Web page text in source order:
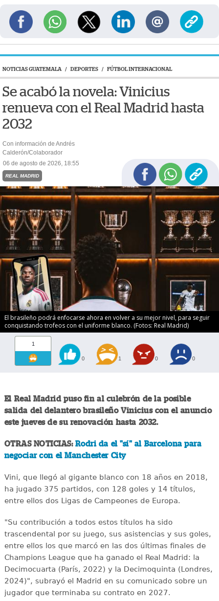
NOTICIAS GUATEMALA / DEPORTES / FÚTBOL INTERNACIONAL
Se acabó la novela: Vinicius
renueva con el Real Madrid hasta
2032
Con información de Andrés
Calderón/Colaborador
06 de agosto de 2026, 18:55
REAL MADRID
El brasileño podrá enfocarse ahora en volver a su mejor nivel, para seguir
conquistando trofeos con el uniforme blanco. (Fotos: Real Madrid)
1
0 1 0 0
El Real Madrid puso fin al culebrón de la posible
salida del delantero brasileño Vinicius con el anuncio
este jueves de su renovación hasta 2032.
OTRAS NOTICIAS: Rodri da el "sí" al Barcelona para
negociar con el Manchester City
Vini, que llegó al gigante blanco con 18 años en 2018,
ha jugado 375 partidos, con 128 goles y 14 títulos,
entre ellos dos Ligas de Campeones de Europa.
"Su contribución a todos estos títulos ha sido
trascendental por su juego, sus asistencias y sus goles,
entre ellos los que marcó en las dos últimas finales de
Champions League que ha ganado el Real Madrid: la
Decimocuarta (París, 2022) y la Decimoquinta (Londres,
2024)", subrayó el Madrid en su comunicado sobre un
jugador que terminaba su contrato en 2027.